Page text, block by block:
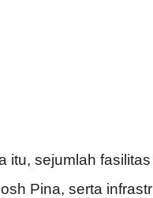
itu, sejumlah
Pina, serta